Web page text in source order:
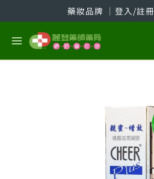
至
藥妝品牌 │ 登入/註冊